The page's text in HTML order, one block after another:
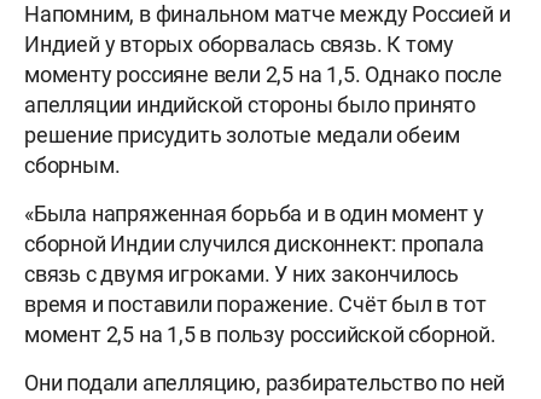
Напомним, в финальном матче между Россией и
Индией у вторых оборвалась связь. К тому
моменту россияне вели 2,5 на 1,5. Однако после
апелляции индийской стороны было принято
решение присудить золотые медали обеим
сборным.
«Была напряженная борьба и в один момент у
сборной Индии случился дисконнект: пропала
связь с двумя игроками. У них закончилось
время и поставили поражение. Счёт был в тот
момент 2,5 на 1,5 в пользу российской сборной.
Они подали апелляцию, разбирательство по ней